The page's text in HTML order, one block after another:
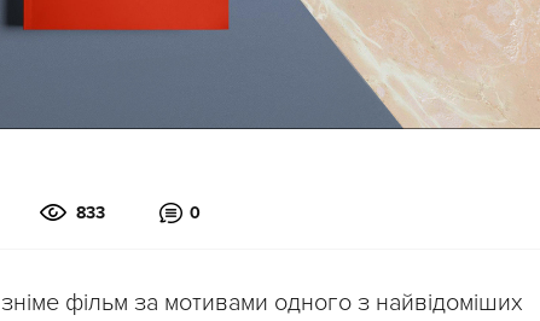
833 0
зніме фільм за мотивами одного з найвідоміших